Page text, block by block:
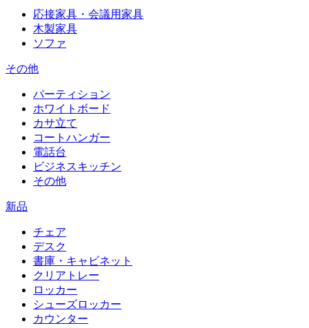
応接家具・会議用家具
木製家具
ソファ
その他
パーティション
ホワイトボード
カサ立て
コートハンガー
電話台
ビジネスキッチン
その他
新品
チェア
デスク
書庫・キャビネット
クリアトレー
ロッカー
シューズロッカー
カウンター